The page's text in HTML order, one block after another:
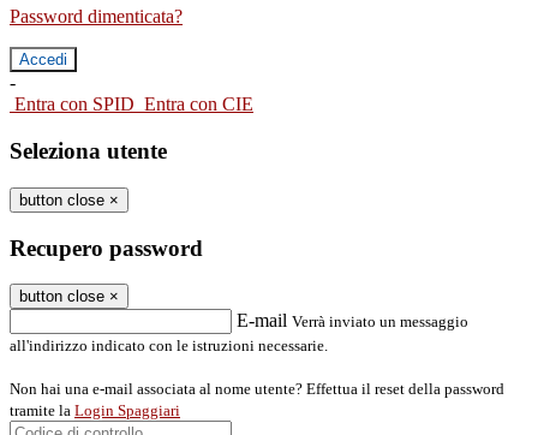
Password dimenticata?
-
Entra con SPID Entra con CIE
Seleziona utente
button close ×
Recupero password
button close ×
E-mail Verrà inviato un messaggio
all'indirizzo indicato con le istruzioni necessarie.
Non hai una e-mail associata al nome utente? Effettua il reset della password
tramite la Login Spaggiari